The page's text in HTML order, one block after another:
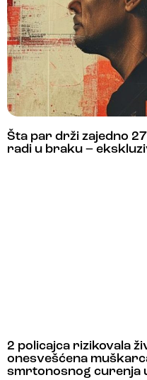
Šta par drži zajedno
radi u braku –
2 policajca rizikovala
onesvešćena
smrtonosnog curenja